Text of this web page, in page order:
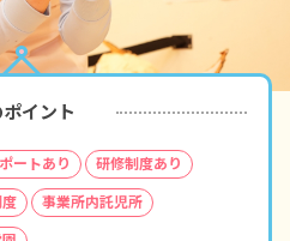
ポイント
ートあり 研修制度あり
度 事業所内託児所